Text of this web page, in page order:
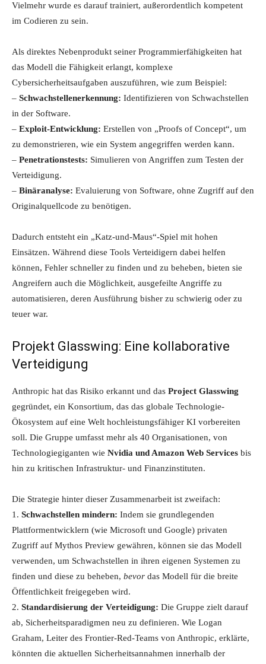
Vielmehr wurde es darauf trainiert, außerordentlich kompetent
im Codieren zu sein.
Als direktes Nebenprodukt seiner Programmierfähigkeiten hat
das Modell die Fähigkeit erlangt, komplexe
Cybersicherheitsaufgaben auszuführen, wie zum Beispiel:
– Schwachstellenerkennung: Identifizieren von Schwachstellen
in der Software.
– Exploit-Entwicklung: Erstellen von „Proofs of Concept“, um
zu demonstrieren, wie ein System angegriffen werden kann.
– Penetrationstests: Simulieren von Angriffen zum Testen der
Verteidigung.
– Binäranalyse: Evaluierung von Software, ohne Zugriff auf den
Originalquellcode zu benötigen.
Dadurch entsteht ein „Katz-und-Maus“-Spiel mit hohen
Einsätzen. Während diese Tools Verteidigern dabei helfen
können, Fehler schneller zu finden und zu beheben, bieten sie
Angreifern auch die Möglichkeit, ausgefeilte Angriffe zu
automatisieren, deren Ausführung bisher zu schwierig oder zu
teuer war.
Projekt Glasswing: Eine kollaborative
Verteidigung
Anthropic hat das Risiko erkannt und das Project Glasswing
gegründet, ein Konsortium, das das globale Technologie-
Ökosystem auf eine Welt hochleistungsfähiger KI vorbereiten
soll. Die Gruppe umfasst mehr als 40 Organisationen, von
Technologiegiganten wie Nvidia und Amazon Web Services bis
hin zu kritischen Infrastruktur- und Finanzinstituten.
Die Strategie hinter dieser Zusammenarbeit ist zweifach:
1. Schwachstellen mindern: Indem sie grundlegenden
Plattformentwicklern (wie Microsoft und Google) privaten
Zugriff auf Mythos Preview gewähren, können sie das Modell
verwenden, um Schwachstellen in ihren eigenen Systemen zu
finden und diese zu beheben, bevor das Modell für die breite
Öffentlichkeit freigegeben wird.
2. Standardisierung der Verteidigung: Die Gruppe zielt darauf
ab, Sicherheitsparadigmen neu zu definieren. Wie Logan
Graham, Leiter des Frontier-Red-Teams von Anthropic, erklärte,
könnten die aktuellen Sicherheitsannahmen innerhalb der